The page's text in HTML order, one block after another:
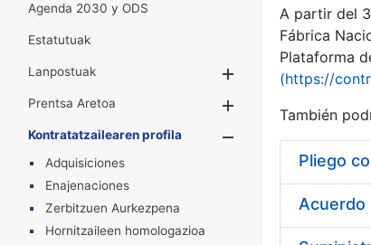
Agenda 2030 y ODS
Estatutuak
Lanpostuak
Erakutsi/
Prentsa Aretoa
Erakutsi/
Kontratatzailearen profila
Erakutsi/
Adquisiciones
Enajenaciones
Zerbitzuen Aurkezpena
Hornitzaileen homologazioa
A partir del
Fábrica
Plataforma
(https://
También
Pliego
Acuerdo